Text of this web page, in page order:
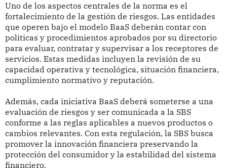
Uno de los aspectos centrales de la norma es el
fortalecimiento de la gestión de riesgos. Las entidades
que operen bajo el modelo BaaS deberán contar con
políticas y procedimientos aprobados por su directorio
para evaluar, contratar y supervisar a los receptores de
servicios. Estas medidas incluyen la revisión de su
capacidad operativa y tecnológica, situación financiera,
cumplimiento normativo y reputación.
Además, cada iniciativa BaaS deberá someterse a una
evaluación de riesgos y ser comunicada a la SBS
conforme a las reglas aplicables a nuevos productos o
cambios relevantes. Con esta regulación, la SBS busca
promover la innovación financiera preservando la
protección del consumidor y la estabilidad del sistema
financiero.